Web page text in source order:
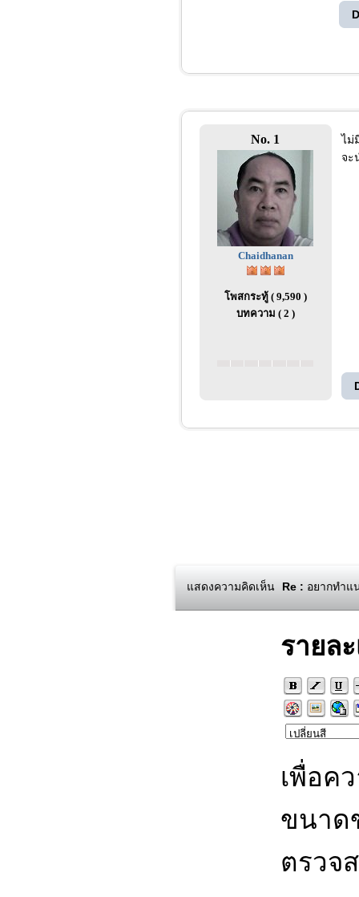
No. 1
Chaidhanan
โพสกระทู้ ( 9,590 )
บทความ ( 2 )
ไม่
จะ
แสดงความคิดเห็น Re : อยากทำแ
รายล
เพื่อค
ขนาด
ตรวจ